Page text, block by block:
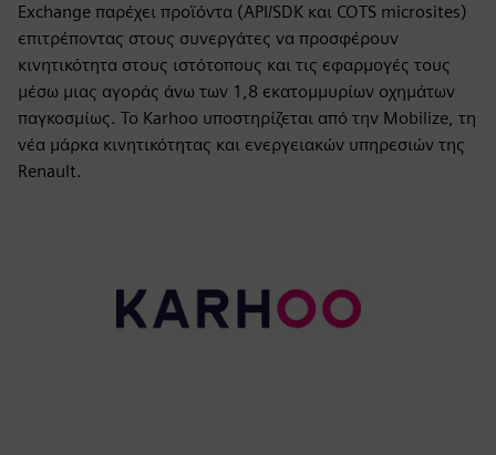
Exchange παρέχει προϊόντα (API/SDK και COTS microsites)
επιτρέποντας στους συνεργάτες να προσφέρουν
κινητικότητα στους ιστότοπους και τις εφαρμογές τους
μέσω μιας αγοράς άνω των 1,8 εκατομμυρίων οχημάτων
παγκοσμίως. Το Karhoo υποστηρίζεται από την Mobilize, τη
νέα μάρκα κινητικότητας και ενεργειακών υπηρεσιών της
Renault.